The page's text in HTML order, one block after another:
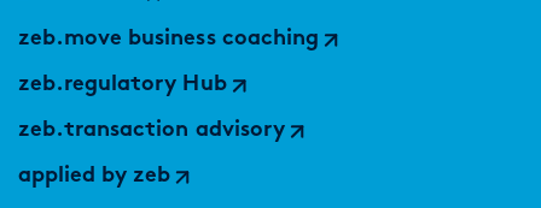
zeb.move business coaching
zeb.regulatory Hub
zeb.transaction advisory
applied by zeb